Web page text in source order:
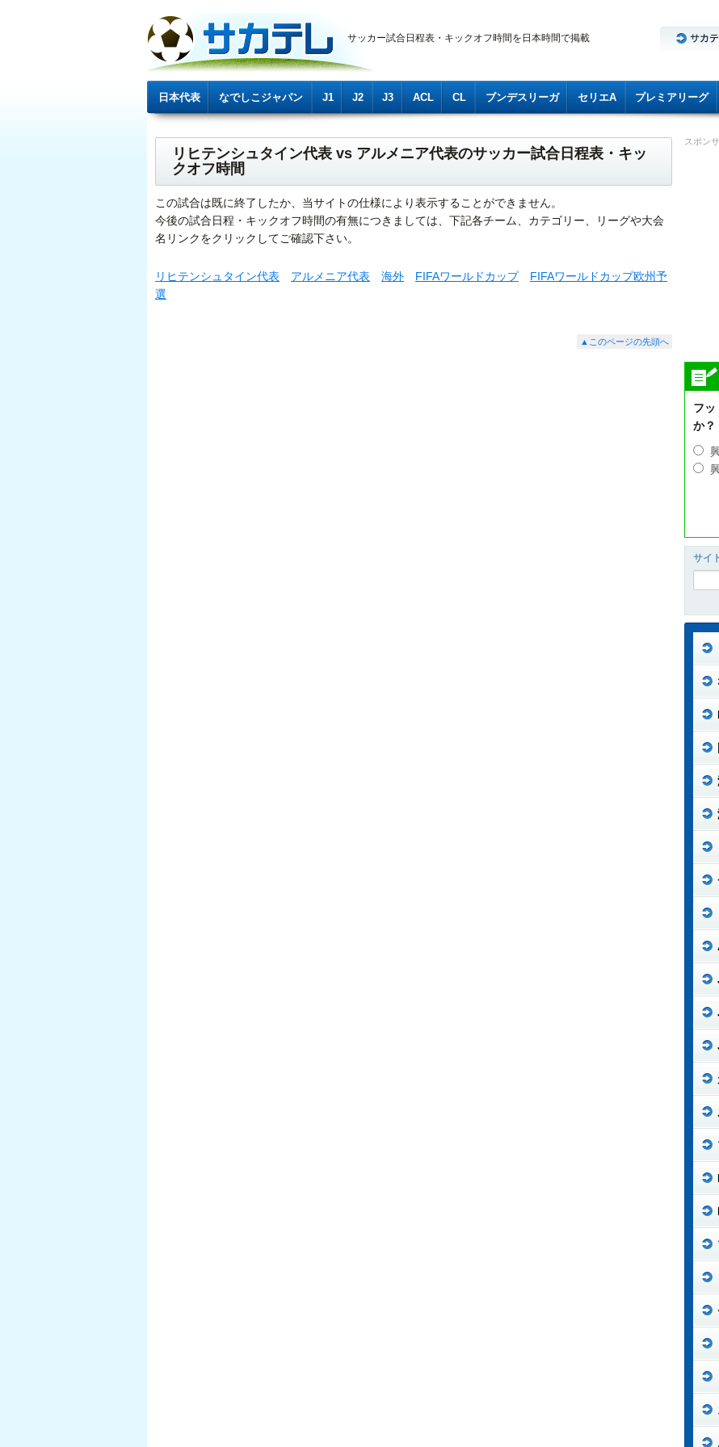
サッカー試合日程表・キックオフ時間を日本時間で掲載
日本代表 なでしこジャパン J1 J2 J3 ACL CL ブンデスリーガ セリエA プレミアリーグ
リヒテンシュタイン代表 vs アルメニア代表のサッカー試合日程表・キッ
クオフ時間
この試合は既に終了したか、当サイトの仕様により表示することができません。
今後の試合日程・キックオフ時間の有無につきましては、下記各チーム、カテゴリー、リーグや大会
名リンクをクリックしてご確認下さい。
リヒテンシュタイン代表 アルメニア代表 海外 FIFAワールドカップ
FIFAワールドカップ欧州予
選
▲このページの先頭へ
スポン
フッ
か？
サイ